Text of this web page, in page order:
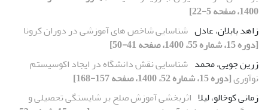
1400، صفحه 5-22]
زاهد بابلان، عادل شناسایی شاخص ‏های آموزشی در دوران کرونا
[دوره 15، شماره 55، 1400، صفحه 41-50]
زرین جویی، محمد شناسایی نقش دانشگاه در ایجاد اکوسیستم
نوآوری[دوره 15، شماره 52، 1400، صفحه 157-168]
زمانی کوخالو، لیلا اثربخشی آموزش صلح بر شایستگی تحصیلی و